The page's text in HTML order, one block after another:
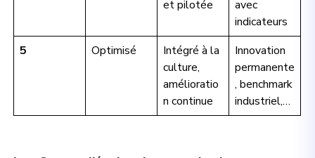
et pilotée
avec
indicateurs
5
Optimisé
Intégré à la
culture,
amélioratio
n continue
Innovation
permanente
, benchmark
industriel,…